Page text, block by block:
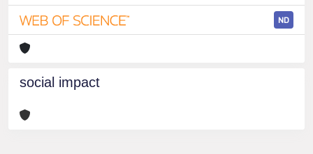
ND
social impact